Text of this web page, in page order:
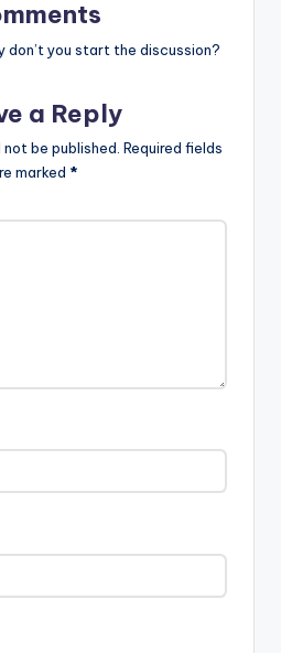
don’t you start the discussion?
a Reply
be published. Required fields
marked *